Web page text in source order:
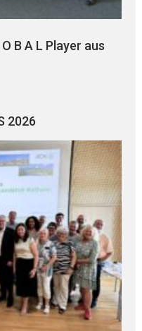
B A L Player aus
2026